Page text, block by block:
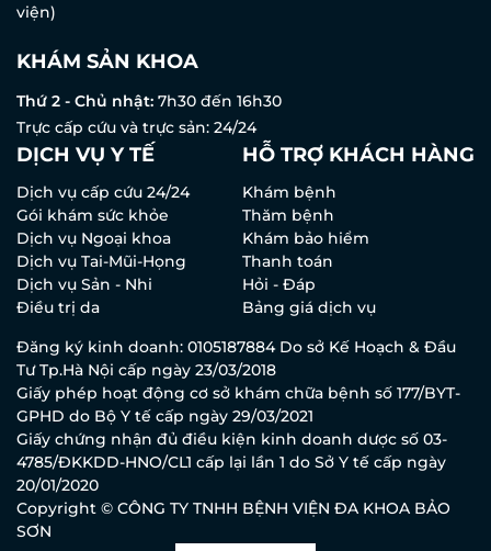
viện)
KHÁM SẢN KHOA
Thứ 2 - Chủ nhật: 7h30 đến 16h30
Trực cấp cứu và trực sản: 24/24
DỊCH VỤ Y TẾ
Dịch vụ cấp cứu 24/24
Gói khám sức khỏe
Dịch vụ Ngoại khoa
Dịch vụ Tai-Mũi-Họng
Dịch vụ Sản - Nhi
Điều trị da
HỖ TRỢ KHÁCH HÀNG
Khám bệnh
Thăm bệnh
Khám bảo hiểm
Thanh toán
Hỏi - Đáp
Bảng giá dịch vụ
Đăng ký kinh doanh: 0105187884 Do sở Kế Hoạch & Đầu
Tư Tp.Hà Nội cấp ngày 23/03/2018
Giấy phép hoạt động cơ sở khám chữa bệnh số 177/BYT-
GPHD do Bộ Y tế cấp ngày 29/03/2021
Giấy chứng nhận đủ điều kiện kinh doanh dược số 03-
4785/ĐKKDD-HNO/CL1 cấp lại lần 1 do Sở Y tế cấp ngày
20/01/2020
Copyright © CÔNG TY TNHH BỆNH VIỆN ĐA KHOA BẢO
SƠN